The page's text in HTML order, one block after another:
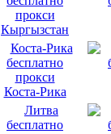
Кыргызстан
Коста-Рика